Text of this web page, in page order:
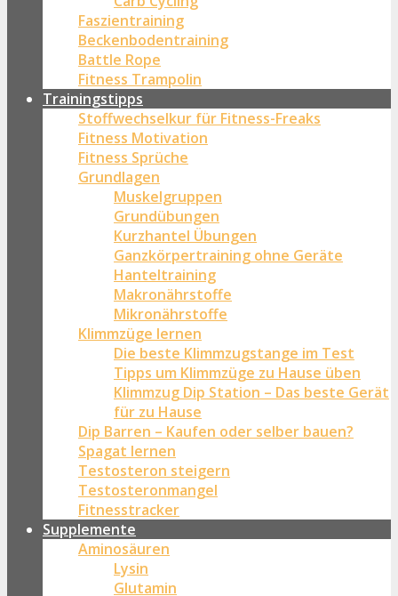
Faszientraining
Beckenbodentraining
Battle Rope
Fitness Trampolin
Trainingstipps
Stoffwechselkur für Fitness-Freaks
Fitness Motivation
Fitness Sprüche
Grundlagen
Muskelgruppen
Grundübungen
Kurzhantel Übungen
Ganzkörpertraining ohne Geräte
Hanteltraining
Makronährstoffe
Mikronährstoffe
Klimmzüge lernen
Die beste Klimmzugstange im Test
Tipps um Klimmzüge zu Hause üben
Klimmzug Dip Station – Das beste Gerät
für zu Hause
Dip Barren – Kaufen oder selber bauen?
Spagat lernen
Testosteron steigern
Testosteronmangel
Fitnesstracker
Supplemente
Aminosäuren
Lysin
Glutamin